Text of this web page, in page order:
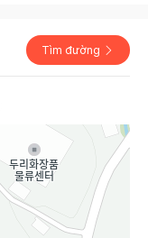
Tìm đường